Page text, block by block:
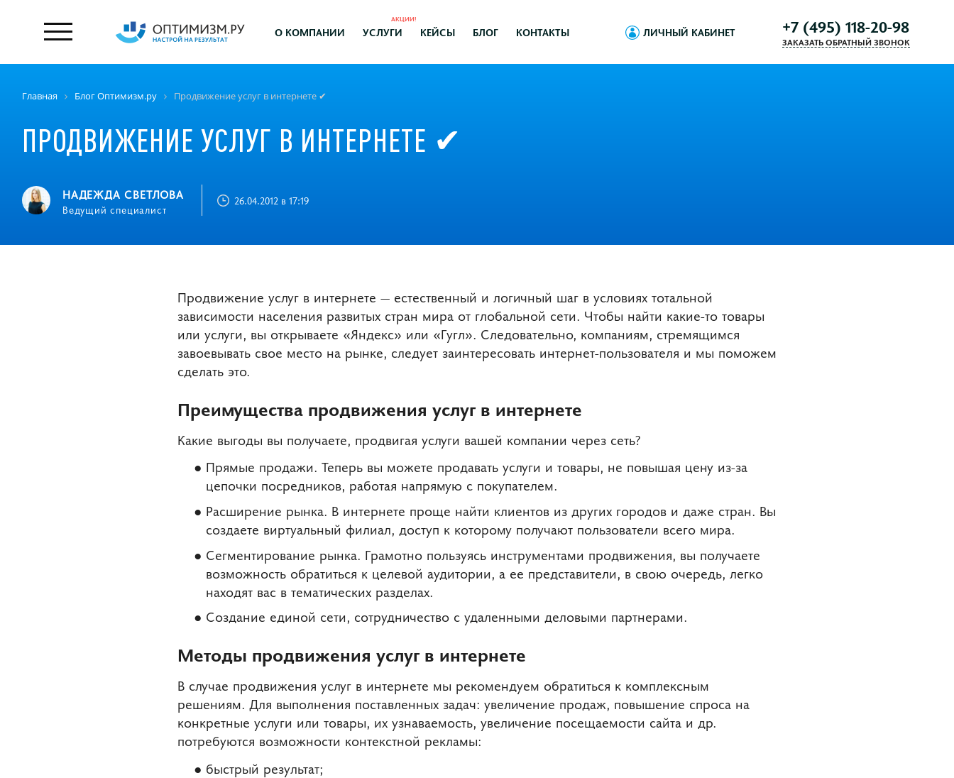
О КОМПАНИИ УСЛУГИ
АКЦИИ!
КЕЙСЫ БЛОГ КОНТАКТЫ ЛИЧНЫЙ КАБИНЕТ +7 (495) 118-20-98
ЗАКАЗАТЬ ОБРАТНЫЙ ЗВОНОК
Главная Блог Оптимизм.ру Продвижение услуг в интернете ✔
ПРОДВИЖЕНИЕ УСЛУГ В ИНТЕРНЕТЕ ✔
НАДЕЖДА СВЕТЛОВА
Ведущий специалист
26.04.2012 в 17:19
Продвижение услуг в интернете — естественный и логичный шаг в условиях тотальной
зависимости населения развитых стран мира от глобальной сети. Чтобы найти какие-то товары
или услуги, вы открываете «Яндекс» или «Гугл». Следовательно, компаниям, стремящимся
завоевывать свое место на рынке, следует заинтересовать интернет-пользователя и мы поможем
сделать это.
Преимущества продвижения услуг в интернете
Какие выгоды вы получаете, продвигая услуги вашей компании через сеть?
Прямые продажи. Теперь вы можете продавать услуги и товары, не повышая цену из-за
цепочки посредников, работая напрямую с покупателем.
Расширение рынка. В интернете проще найти клиентов из других городов и даже стран. Вы
создаете виртуальный филиал, доступ к которому получают пользователи всего мира.
Сегментирование рынка. Грамотно пользуясь инструментами продвижения, вы получаете
возможность обратиться к целевой аудитории, а ее представители, в свою очередь, легко
находят вас в тематических разделах.
Создание единой сети, сотрудничество с удаленными деловыми партнерами.
Методы продвижения услуг в интернете
В случае продвижения услуг в интернете мы рекомендуем обратиться к комплексным
решениям. Для выполнения поставленных задач: увеличение продаж, повышение спроса на
конкретные услуги или товары, их узнаваемость, увеличение посещаемости сайта и др.
потребуются возможности контекстной рекламы:
быстрый результат;